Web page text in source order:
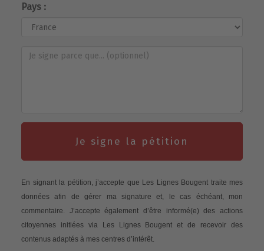
Pays :
Je signe la pétition
En signant la pétition, j’accepte que Les Lignes Bougent traite mes
données afin de gérer ma signature et, le cas échéant, mon
commentaire. J’accepte également d’être informé(e) des actions
citoyennes initiées via Les Lignes Bougent et de recevoir des
contenus adaptés à mes centres d’intérêt.